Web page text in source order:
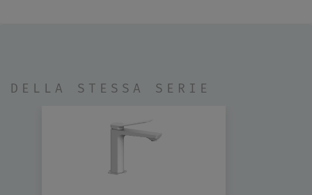
DELLA STESSA SERIE